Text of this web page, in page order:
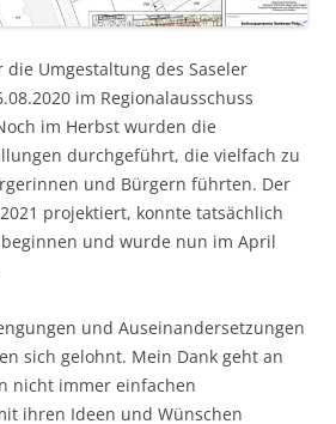
Umgestaltung des Saseler
im Regionalausschuss
im Herbst wurden die
durchgeführt, die vielfach zu
und Bürgern führten. Der
projektiert, konnte tatsächlich
und wurde nun im April
und Auseinandersetzungen
sich gelohnt. Mein Dank geht an
nicht immer einfachen
ihren Ideen und Wünschen